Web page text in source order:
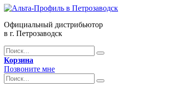
Официальный дистрибьютор
в г. Петрозаводск
Корзина
Позвоните мне